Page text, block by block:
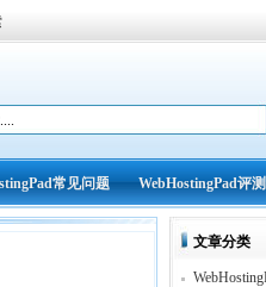
常见问题 WebHostingPad评测
文章分类